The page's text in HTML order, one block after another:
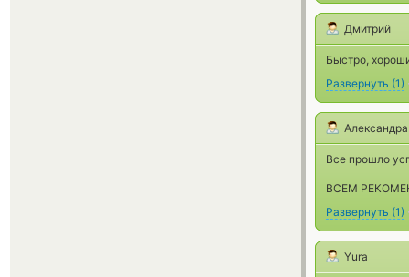
Дмитрий
Быстро,
Развернуть (1)
Александра
Все прошло
ВСЕМ
Развернуть (1)
Yura